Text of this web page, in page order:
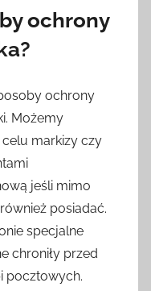
ochrony
ochrony
Możemy
markizy czy
jeśli mimo
posiadać.
specjalne
chroniły przed
pocztowych.